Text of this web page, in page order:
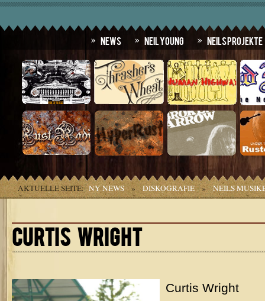
News Neil Young Neils Projekte
AKTUELLE SEITE: NY NEWS » DISKOGRAFIE » NEILS
CURTIS WRIGHT
Curtis Wright